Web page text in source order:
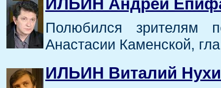
ИЛЬИН Андрей
Полюбился
Анастасии Каменской,
ИЛЬИН Виталий